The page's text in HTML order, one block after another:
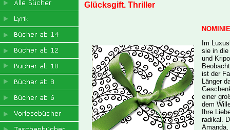
Glücksgift. Thriller
Im
sie in die
und
ist der
Länger
einer
dem
Ihre
radikal.